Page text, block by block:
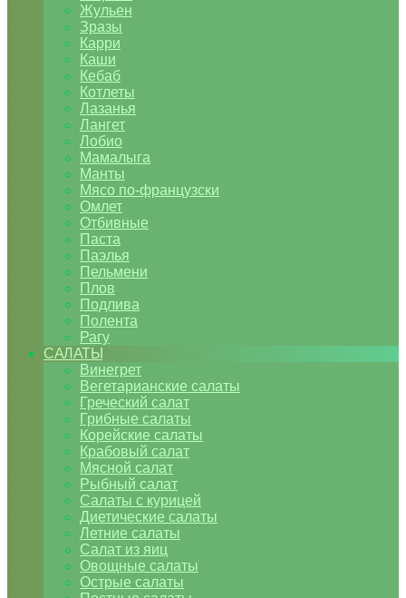
Жульен
Зразы
Карри
Каши
Кебаб
Котлеты
Лазанья
Лангет
Лобио
Мамалыга
Манты
Мясо по-французски
Омлет
Отбивные
Паста
Паэлья
Пельмени
Плов
Подлива
Полента
Рагу
САЛАТЫ
Винегрет
Вегетарианские салаты
Греческий салат
Грибные салаты
Корейские салаты
Крабовый салат
Мясной салат
Рыбный салат
Салаты с курицей
Диетические салаты
Летние салаты
Салат из яиц
Овощные салаты
Острые салаты